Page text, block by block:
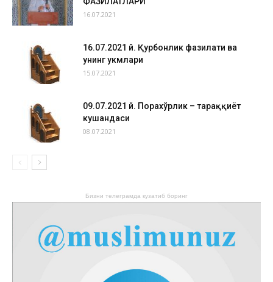
16.07.2021
16.07.2021 й. Қурбонлик фазилати ва
унинг ҳукмлари
15.07.2021
09.07.2021 й. Порахўрлик – тараққиёт
кушандаси
08.07.2021
Бизни телеграмда кузатиб боринг